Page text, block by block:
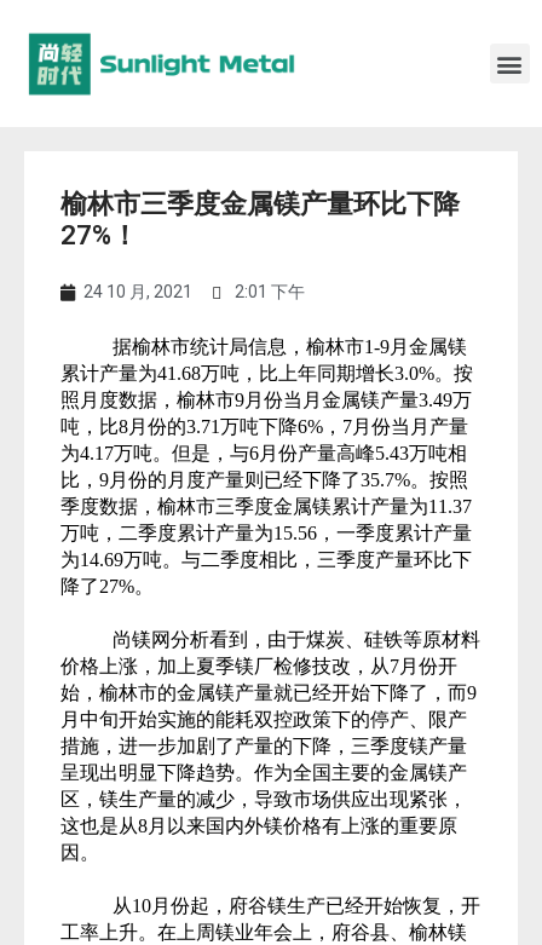
榆林市三季度金属镁产量环比下降
27%！
24 10 月, 2021 2:01 下午
据榆林市统计局信息，榆林市1-9月金属镁
累计产量为41.68万吨，比上年同期增长3.0%。按
照月度数据，榆林市9月份当月金属镁产量3.49万
吨，比8月份的3.71万吨下降6%，7月份当月产量
为4.17万吨。但是，与6月份产量高峰5.43万吨相
比，9月份的月度产量则已经下降了35.7%。按照
季度数据，榆林市三季度金属镁累计产量为11.37
万吨，二季度累计产量为15.56， 一季度累计产量
为14.69万吨。与二季度相比， 三季度产量环比下
降了27%。
尚镁网分析看到，由于煤炭、硅铁等原材料
价格上涨，加上夏季镁厂检修技改，从7月份开
始，榆林市的金属镁产量就已经开始下降了，而9
月中旬开始实施的能耗双控政策下的停产、限产
措施，进一步加剧了产量的下降，三季度镁产量
呈现出明显下降趋势。作为全国主要的金属镁产
区，镁生产量的减少，导致市场供应出现紧张，
这也是从8月以来国内外镁价格有上涨的重要原
因。
从10月份起，府谷镁生产已经开始恢复，开
工率上升。在上周镁业年会上，府谷县、榆林镁